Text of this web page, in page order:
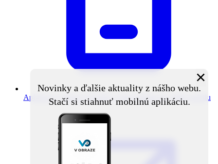
Aplikácia V obraze Novinky z obce priamo do vášho mobilu
Novinky a ďalšie aktuality z nášho webu.
Stačí si stiahnuť mobilnú aplikáciu.
×